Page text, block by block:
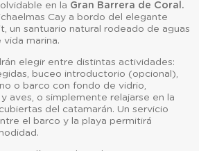
en la Gran Barrera de Coral.
Cay a bordo del elegante
un santuario natural rodeado de aguas
vida marina.
elegir entre distintas actividades:
buceo introductorio (opcional),
o barco con fondo de vidrio,
aves, o simplemente relajarse en la
del catamarán. Un servicio
el barco y la playa permitirá